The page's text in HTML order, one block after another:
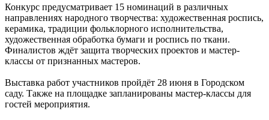
Конкурс предусматривает 15 номинаций в различных
направлениях народного творчества: художественная роспись,
керамика, традиции фольклорного исполнительства,
художественная обработка бумаги и роспись по ткани.
Финалистов ждёт защита творческих проектов и мастер-
классы от признанных мастеров.
Выставка работ участников пройдёт 28 июня в Городском
саду. Также на площадке запланированы мастер-классы для
гостей мероприятия.